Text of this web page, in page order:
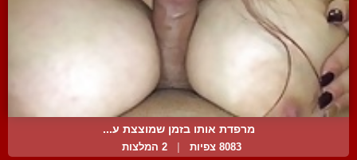
מרפדת אותו בזמן שמוצצת ע...
8083 צפיות 2 המלצות